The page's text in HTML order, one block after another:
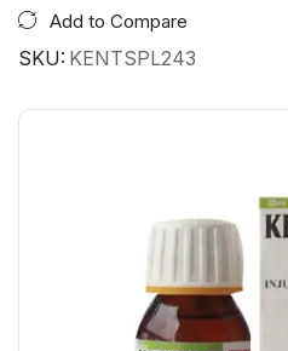
Add to Compare
SKU: KENTSPL243